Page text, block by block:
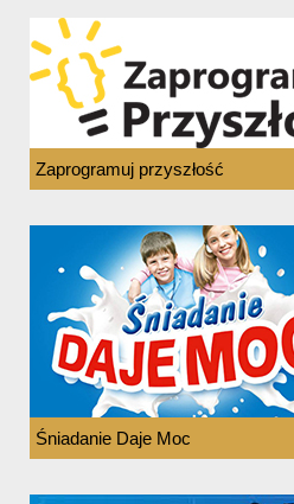
Zaprogramuj przyszłość
Śniadanie Daje Moc